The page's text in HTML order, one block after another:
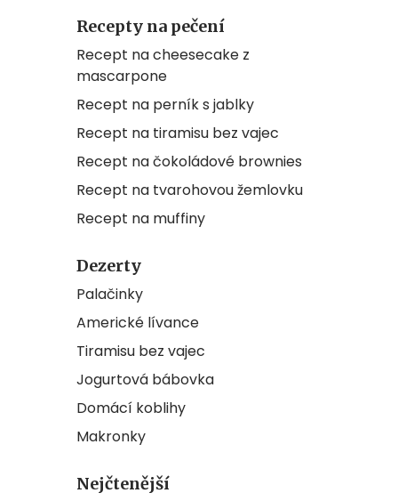
Recepty na pečení
Recept na cheesecake z
mascarpone
Recept na perník s jablky
Recept na tiramisu bez vajec
Recept na čokoládové brownies
Recept na tvarohovou žemlovku
Recept na muffiny
Dezerty
Palačinky
Americké lívance
Tiramisu bez vajec
Jogurtová bábovka
Domácí koblihy
Makronky
Nejčtenější